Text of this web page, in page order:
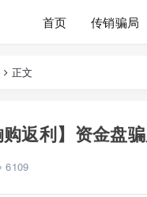
首页 传销骗局
正文
返利】资金盘
6109